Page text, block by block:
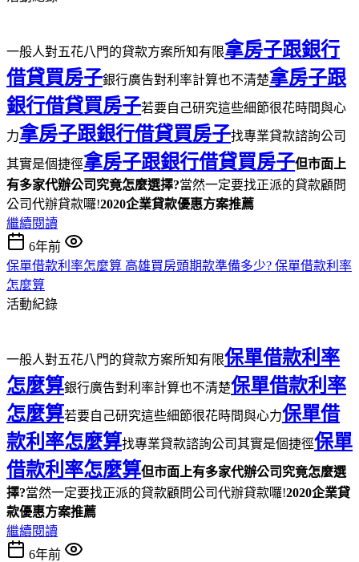
一般人對五花八門的貸款方案所知有限拿房子跟銀行
借貸買房子銀行廣告對利率計算也不清楚拿房子跟
銀行借貸買房子若要自己研究這些細節很花時間與心
力拿房子跟銀行借貸買房子找專業貸款諮詢公司
其實是個捷徑拿房子跟銀行借貸買房子但市面上
有多家代辦公司究竟怎麼選擇?當然一定要找正派的貸款顧問
公司代辦貸款囉!2020企業貸款優惠方案推薦
繼續閱讀
6年前
保單借款利率怎麼算 高雄買房頭期款準備多少? 保單借款利率
怎麼算
活動紀錄
一般人對五花八門的貸款方案所知有限保單借款利率
怎麼算銀行廣告對利率計算也不清楚保單借款利率
怎麼算若要自己研究這些細節很花時間與心力保單借
款利率怎麼算找專業貸款諮詢公司其實是個捷徑保單
借款利率怎麼算但市面上有多家代辦公司究竟怎麼選
擇?當然一定要找正派的貸款顧問公司代辦貸款囉!2020企業貸
款優惠方案推薦
繼續閱讀
6年前